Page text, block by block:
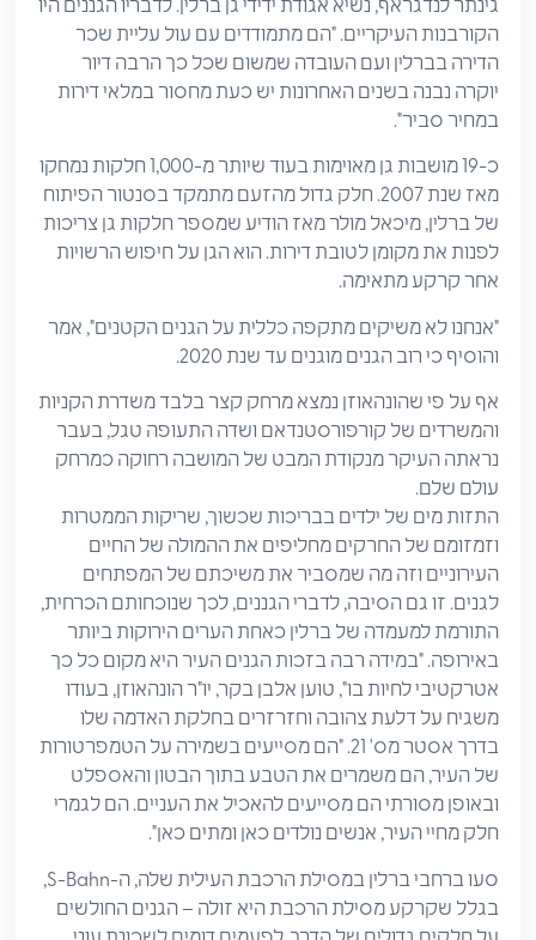
גינתר לנדגראף, נשיא אגודת ידידי גן ברלין. לדבריו הגננים היו
הקורבנות העיקריים. "הם מתמודדים עם עול עליית שכר
הדירה בברלין ועם העובדה שמשום שכל כך הרבה דיור
יוקרה נבנה בשנים האחרונות יש כעת מחסור במלאי דירות
במחיר סביר".
כ-19 מושבות גן מאוימות בעוד שיותר מ-1,000 חלקות נמחקו
מאז שנת 2007. חלק גדול מהזעם מתמקד בסנטור הפיתוח
של ברלין, מיכאל מולר מאז הודיע שמספר חלקות גן צריכות
לפנות את מקומן לטובת דירות. הוא הגן על חיפוש הרשויות
אחר קרקע מתאימה.
"אנחנו לא משיקים מתקפה כללית על הגנים הקטנים", אמר
והוסיף כי רוב הגנים מוגנים עד שנת 2020.
אף על פי שהונהאוזן נמצא מרחק קצר בלבד משדרת הקניות
והמשרדים של קורפורסטנדאם ושדה התעופה טגל, בעבר
נראתה העיקר מנקודת המבט של המושבה רחוקה כמרחק
עולם שלם.
התזות מים של ילדים בבריכות שכשוך, שריקות הממטרות
וזמזומם של החרקים מחליפים את ההמולה של החיים
העירוניים וזה מה שמסביר את משיכתם של המפתחים
לגנים. זו גם הסיבה, לדברי הגננים, לכך שנוכחותם הכרחית,
התורמת למעמדה של ברלין כאחת הערים הירוקות ביותר
באירופה. "במידה רבה בזכות הגנים העיר היא מקום כל כך
אטרקטיבי לחיות בו", טוען אלבן בקר, יו"ר הונהאוזן, בעודו
משגיח על דלעת צהובה וחזרזרים בחלקת האדמה שלו
בדרך אסטר מס' 21. "הם מסייעים בשמירה על הטמפרטורות
של העיר, הם משמרים את הטבע בתוך הבטון והאספלט
ובאופן מסורתי הם מסייעים להאכיל את העניים. הם לגמרי
חלק מחיי העיר, אנשים נולדים כאן ומתים כאן".
סעו ברחבי ברלין במסילת הרכבת העילית שלה, ה-S-Bahn,
בגלל שקרקע מסילת הרכבת היא זולה – הגנים החולשים